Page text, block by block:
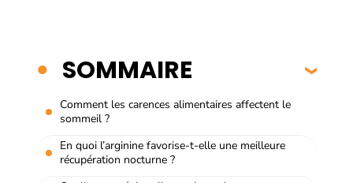
SOMMAIRE
Comment les carences alimentaires affectent le
sommeil ?
En quoi l’arginine favorise-t-elle une meilleure
récupération nocturne ?